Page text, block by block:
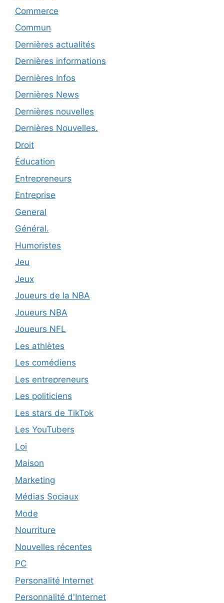
Commerce
Commun
Dernières actualités
Dernières informations
Dernières Infos
Dernières News
Dernières nouvelles
Dernières Nouvelles.
Droit
Éducation
Entrepreneurs
Entreprise
General
Général.
Humoristes
Jeu
Jeux
Joueurs de la NBA
Joueurs NBA
Joueurs NFL
Les athlètes
Les comédiens
Les entrepreneurs
Les politiciens
Les stars de TikTok
Les YouTubers
Loi
Maison
Marketing
Médias Sociaux
Mode
Nourriture
Nouvelles récentes
PC
Personalité Internet
Personnalité d'Internet